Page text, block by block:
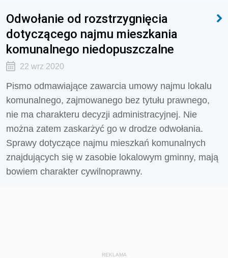
Odwołanie od rozstrzygnięcia
dotyczącego najmu mieszkania
komunalnego niedopuszczalne
22 wrz 2020
Pismo odmawiające zawarcia umowy najmu lokalu
komunalnego, zajmowanego bez tytułu prawnego,
nie ma charakteru decyzji administracyjnej. Nie
można zatem zaskarżyć go w drodze odwołania.
Sprawy dotyczące najmu mieszkań komunalnych
znajdujących się w zasobie lokalowym gminny, mają
bowiem charakter cywilnoprawny.
REKLAMA